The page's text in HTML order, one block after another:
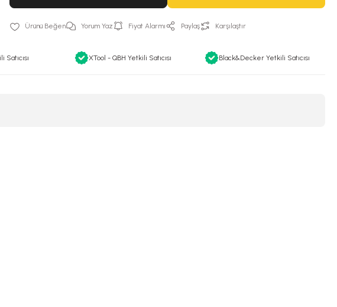
Yorum Yaz Fiyat Alarmı Paylaş Karşılaştır
XTool - QBH Yetkili Satıcısı Black&Decker Yetkili Satıcısı